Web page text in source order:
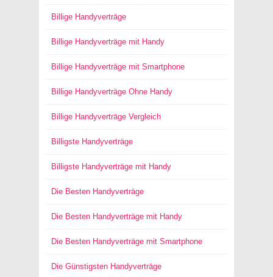
Billige Handyverträge
Billige Handyverträge mit Handy
Billige Handyverträge mit Smartphone
Billige Handyverträge Ohne Handy
Billige Handyverträge Vergleich
Billigste Handyverträge
Billigste Handyverträge mit Handy
Die Besten Handyverträge
Die Besten Handyverträge mit Handy
Die Besten Handyverträge mit Smartphone
Die Günstigsten Handyverträge